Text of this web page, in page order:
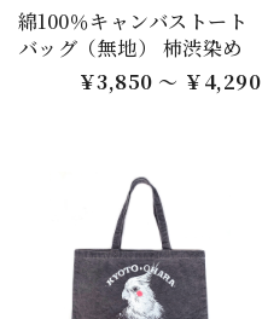
綿100％キャンバストート
バッグ（無地） 柿渋染め
￥3,850 ～ ￥4,290